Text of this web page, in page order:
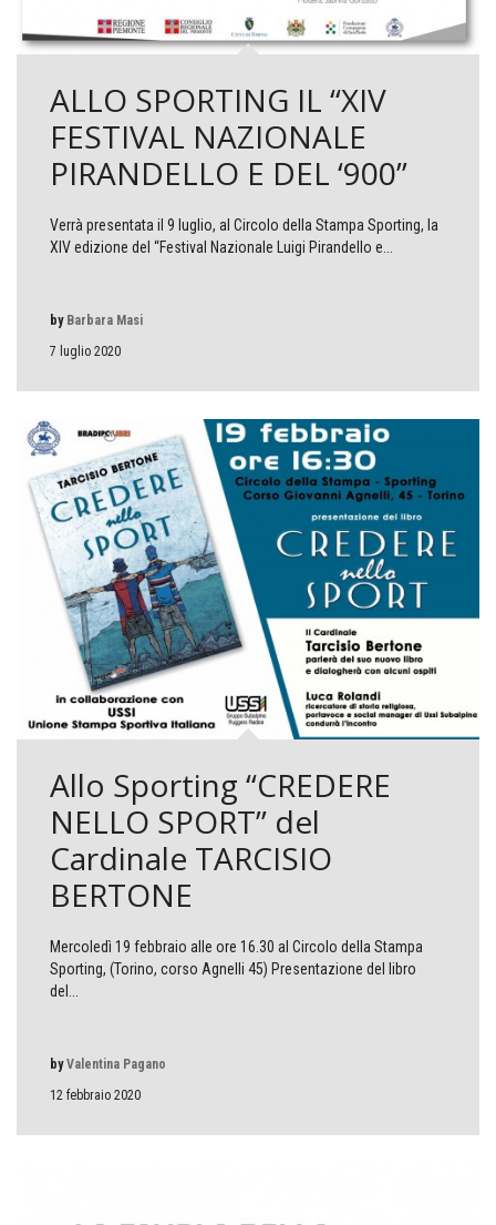
ALLO SPORTING IL “XIV
FESTIVAL NAZIONALE
PIRANDELLO E DEL ‘900”
Verrà presentata il 9 luglio, al Circolo della Stampa Sporting, la
XIV edizione del “Festival Nazionale Luigi Pirandello e...
7 luglio 2020
by Barbara Masi
Allo Sporting “CREDERE
NELLO SPORT” del
Cardinale TARCISIO
BERTONE
Mercoledì 19 febbraio alle ore 16.30 al Circolo della Stampa
Sporting, (Torino, corso Agnelli 45) Presentazione del libro
del...
12 febbraio 2020
byValentina Pagano